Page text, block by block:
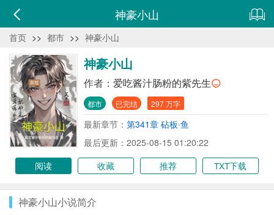
神豪小山
首页 >> 都市 >> 神豪小山
神豪小山
作者： 爱吃酱汁肠粉的紫先生
都市 已完结 297 万字
最新章节： 第341章 砧板·鱼
最后更新：2025-08-15 01:20:22
阅读
收藏 推荐 TXT下载
神豪小山小说简介